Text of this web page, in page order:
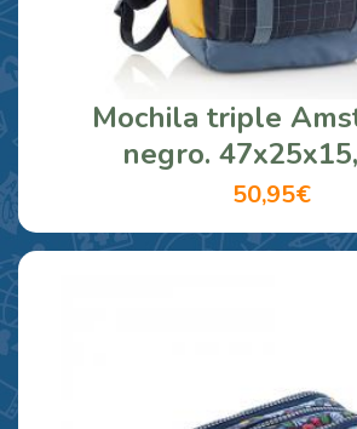
Mochila triple
negro.
50,95€